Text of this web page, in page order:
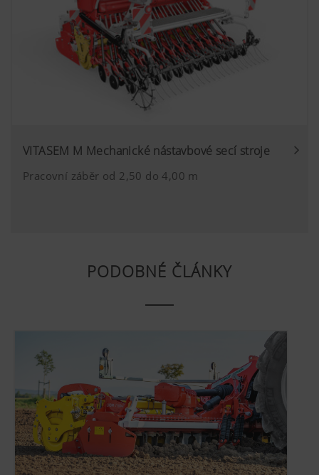
YouTube neukládá žádné informace o
webové stránky, pokud není spuštěno
informace najdete
zde:https://support.google.com/
hl=dehttps://www.google.de/intl/de/
žádnou kontrolu nad soubory cookie
cookie můžete zablokovat v nastavení
VITASEM M Mechanické nástavbové secí stroje
Pracovní záběr od 2,50 do 4,00 m
PODOBNÉ ČLÁNKY